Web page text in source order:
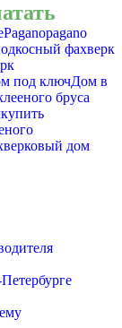
Paganopagano
фахверк
под ключДом в
бруса
купить
дом